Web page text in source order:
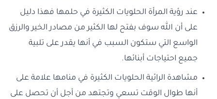
عند رؤية المرأة الحلويات الكثيرة في حلمها فهذا دليل
على أن الله سوف بفتح لها الكثير من مصادر الخير والرزق
الواسع التي ستكون السبب في أنها يقدر على تلبية
جميع احتياجات أبنائها.
مشاهدة الرائية الحلويات الكثيرة في منامها علامة على
أنها طوال الوقت تسعي وتجتهد من أجل أن تحصل على